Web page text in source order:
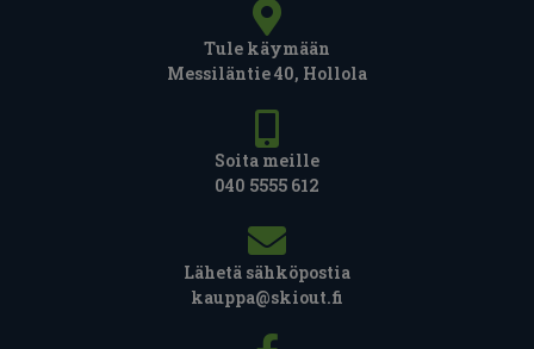
Tule käymään
Messiläntie 40, Hollola
Soita meille
040 5555 612
Lähetä sähköpostia
kauppa@skiout.fi